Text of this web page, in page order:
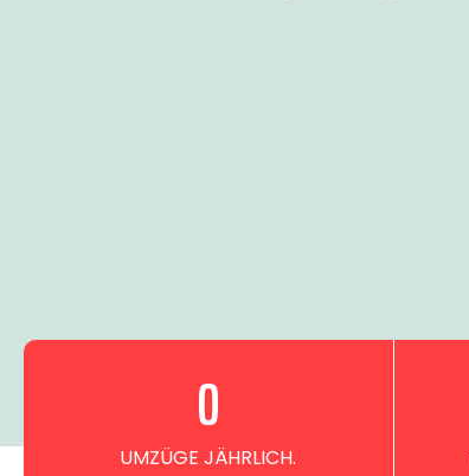
UMZÜGE JÄHRLICH.
0